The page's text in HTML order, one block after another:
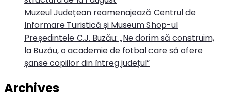
Muzeul Județean reamenajează Centrul de
Informare Turistică și Museum Shop-ul
Președintele C.J. Buzău: „Ne dorim să construim,
la Buzău, o academie de fotbal care să ofere
șanse copiilor din întreg județul”
Archives